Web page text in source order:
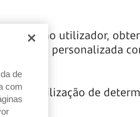
lo como utilizador, obter
personalizada
a utilização de
de
com